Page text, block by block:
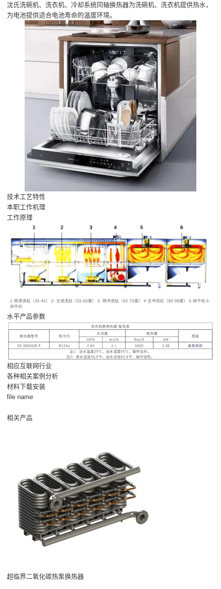
沈氏洗碗机、洗衣机、冷却系统同轴换热器为洗碗机、洗衣机提供热水，
为电池提供适合电池寿命的温度环境。
技术工艺特性
本职工作机理
工作原理
水平产品参数
相应互联网行业
各种相关案例分析
材料下载安装
file name
相关产品
超临界二氧化碳热泵换热器